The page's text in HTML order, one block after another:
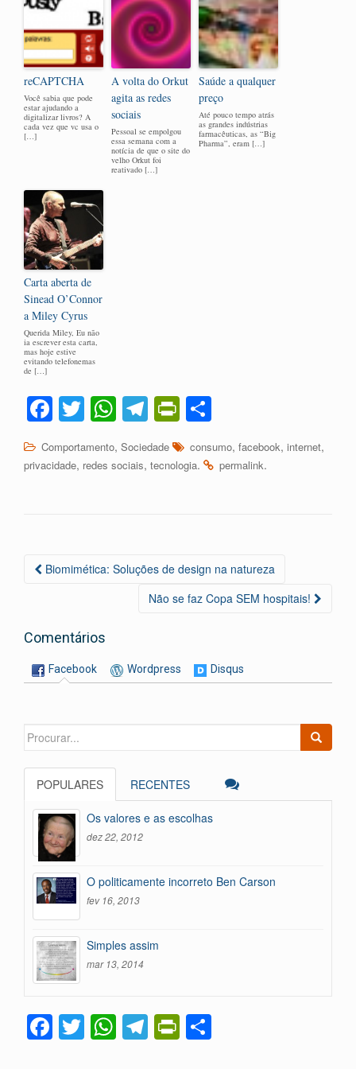
reCAPTCHA
Você sabia que pode
estar ajudando a
digitalizar livros? A
cada vez que vc usa o
[…]
A volta do Orkut
agita as redes
sociais
Pessoal se empolgou
essa semana com a
notícia de que o site do
velho Orkut foi
reativado […]
Saúde a qualquer
preço
Até pouco tempo atrás
as grandes indústrias
farmacêuticas, as “Big
Pharma”, eram […]
Carta aberta de
Sinead O’Connor
a Miley Cyrus
Querida Miley, Eu não
ia escrever esta carta,
mas hoje estive
evitando telefonemas
de […]
Fa
bo
T
tte
W
ha
ts
Te
le
gr
Pr
in
tF
y
m
ar
Comportamento, Sociedade consumo, facebook, internet,
privacidade, redes sociais, tecnologia. permalink.
Navegação
Biomimética: Soluções de design na natureza
Não se faz Copa SEM hospitais!
Comentários
Facebook Wordpress Disqus
Search
POPULARES RECENTES
Os valores e as escolhas
dez 22, 2012
O politicamente incorreto Ben Carson
fev 16, 2013
Simples assim
mar 13, 2014
F
a
T
wi
W
h
T
el
Pr
in